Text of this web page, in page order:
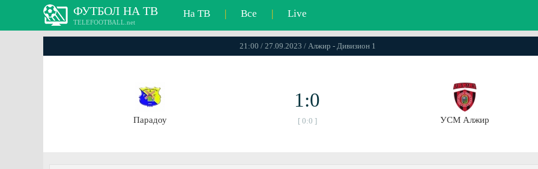
ФУТБОЛ НА ТВ
TELEFOOTBALL.net
На ТВ | Все | Live
21:00 / 27.09.2023 / Алжир - Дивизион 1
Парадоу
1:0
[ 0:0 ] УСМ Алжир